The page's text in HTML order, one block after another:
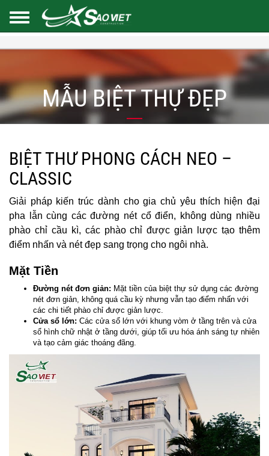
MẪU BIỆT THỰ ĐẸP
BIỆT THƯ PHONG CÁCH NEO –
CLASSIC
Giải pháp kiến trúc dành cho gia chủ yêu thích hiện đại
pha lẫn cùng các đường nét cổ điển, không dùng nhiều
phào chỉ cầu kì, các phào chỉ được giản lược tạo thêm
điểm nhấn và nét đẹp sang trọng cho ngôi nhà.
Mặt Tiền
Đường nét đơn giản: Mặt tiền của biệt thự sử dụng các đường
nét đơn giản, không quá cầu kỳ nhưng vẫn tạo điểm nhấn với
các chi tiết phào chỉ được giản lược.
Cửa sổ lớn: Các cửa sổ lớn với khung vòm ở tầng trên và cửa
sổ hình chữ nhật ở tầng dưới, giúp tối ưu hóa ánh sáng tự nhiên
và tạo cảm giác thoáng đãng.